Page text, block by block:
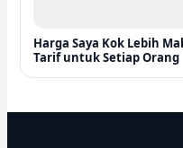
Harga Saya Kok Lebih
Tarif untuk Setiap Orang